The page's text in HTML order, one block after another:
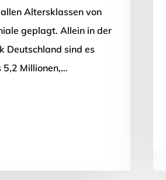
Altersklassen von
geplagt. Allein in der
Deutschland sind es
5,2 Millionen,…